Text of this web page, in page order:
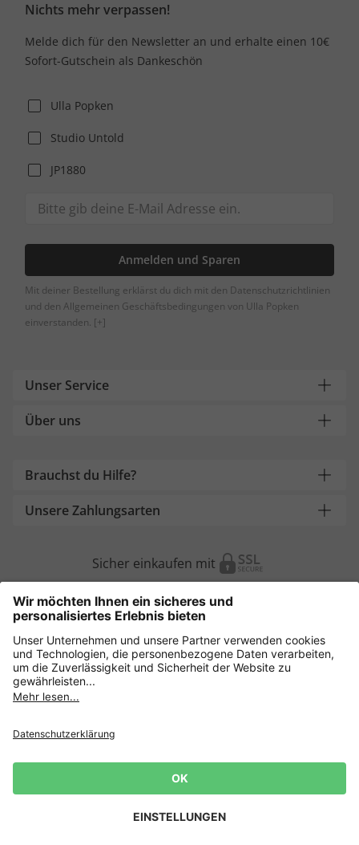
Nichts mehr verpassen!
Melde dich für den Newsletter an und erhalte einen 10€
Sofort-Gutschein als Dankeschön
Ulla Popken
Studio Untold
JP1880
Anmelden und Sparen
Mit deiner Bestellung erklärst du dich mit den Datenschutzrichtlinien
und den Allgemeinen Geschäftsbedingungen von Ulla Popken
einverstanden. [+]
Unser Service
Über uns
Brauchst du Hilfe?
Unsere Zahlungsarten
Sicher einkaufen mit
Weitere Onlineshops
Deutschland
AGB
Lieferbedingungen
Impressum Cookie Einstellungen